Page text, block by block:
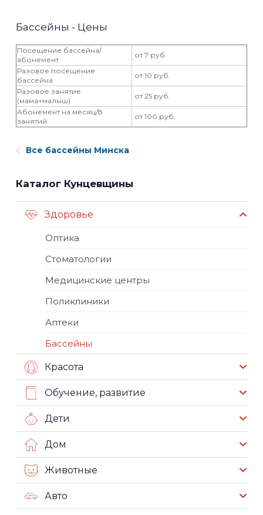
Бассейны - Цены
Посещение бассейна/
абонемент
от 7 руб.
Разовое посещение
бассейна
от 10 руб.
Разовое занятие
(мама+малыш)
от 25 руб.
Абонемент на месяц/8
занятий
от 100 руб.
Все бассейны Минска
Каталог Кунцевщины
Здоровье
Оптика
Стоматологии
Медицинские центры
Поликлиники
Аптеки
Бассейны
Красота
Обучение, развитие
Дети
Дом
Животные
Авто